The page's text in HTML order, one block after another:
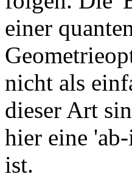
einer
nicht als
dieser Art
hier eine
ist.